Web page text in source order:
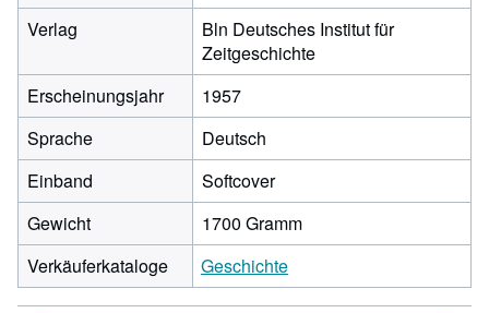
Verlag
Bln Deutsches Institut für
Zeitgeschichte
Erscheinungsjahr
1957
Sprache
Deutsch
Einband
Softcover
Gewicht
1700 Gramm
Verkäuferkataloge
Geschichte